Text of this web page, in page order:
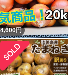
4,600円